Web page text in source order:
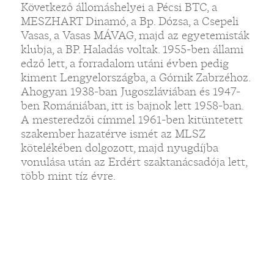
Következő állomáshelyei a Pécsi BTC, a
MESZHART Dinamó, a Bp. Dózsa, a Csepeli
Vasas, a Vasas MÁVAG, majd az egyetemisták
klubja, a BP. Haladás voltak. 1955-ben állami
edző lett, a forradalom utáni évben pedig
kiment Lengyelországba, a Górnik Zabrzéhoz.
Ahogyan 1938-ban Jugoszláviában és 1947-
ben Romániában, itt is bajnok lett 1958-ban.
A mesteredzői címmel 1961-ben kitüntetett
szakember hazatérve ismét az MLSZ
kötelékében dolgozott, majd nyugdíjba
vonulása után az Erdért szaktanácsadója lett,
több mint tíz évre.